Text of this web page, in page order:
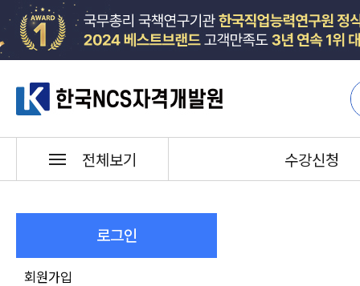
한국NCS자격개발원
전체보기 수강신청
로그인
회원가입